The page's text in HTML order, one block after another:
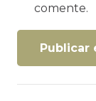
comente.
Publicar